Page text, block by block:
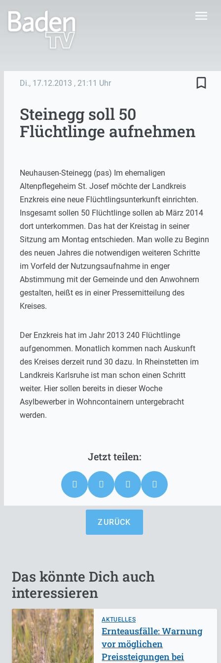
menu
Di., 17.12.2013 , 21:11 Uhr bookmark_border
Steinegg soll 50
Flüchtlinge aufnehmen
Neuhausen-Steinegg (pas) Im ehemaligen
Altenpflegeheim St. Josef möchte der Landkreis
Enzkreis eine neue Flüchtlingsunterkunft einrichten.
Insgesamt sollen 50 Flüchtlinge sollen ab März 2014
dort unterkommen. Das hat der Kreistag in seiner
Sitzung am Montag entschieden. Man wolle zu Beginn
des neuen Jahres die notwendigen weiteren Schritte
im Vorfeld der Nutzungsaufnahme in enger
Abstimmung mit der Gemeinde und den Anwohnern
gestalten, heißt es in einer Pressemitteilung des
Kreises.
Der Enzkreis hat im Jahr 2013 240 Flüchtlinge
aufgenommen. Monatlich kommen nach Auskunft
des Kreises derzeit rund 30 dazu. In Rheinstetten im
Landkreis Karlsruhe ist man schon einen Schritt
weiter. Hier sollen bereits in dieser Woche
Asylbewerber in Wohncontainern untergebracht
werden.
ZURÜCK
Das könnte Dich auch
interessieren
AKTUELLES
Ernteausfälle: Warnung
vor möglichen
Preissteigungen bei